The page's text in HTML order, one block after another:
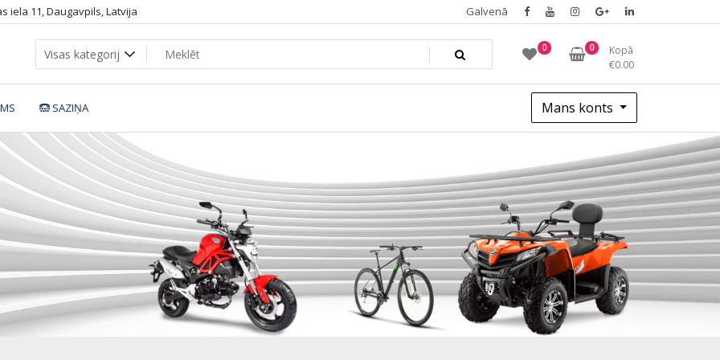
iela 11, Daugavpils, Latvija Galvenā
0 0
Kopā
€0.00
SAZIŅA Mans konts
13552_2